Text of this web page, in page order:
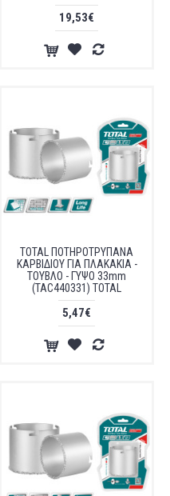
19,53€
TOTAL ΠΟΤΗΡΟΤΡΥΠΑΝΑ
ΚΑΡΒΙΔΙΟΥ ΓΙΑ ΠΛΑΚΑΚΙΑ -
ΤΟΥΒΛΟ - ΓΥΨΟ 33mm
(TAC440331) TOTAL
5,47€